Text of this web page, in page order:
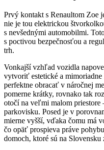
Prvý kontakt s Renaultom Zoe
nie je tou elektrickou
s nevšednými automobilmi.
s poctivou bezpečnosťou a
trh.
Vonkajší vzhľad vozidla
vytvoriť estetické a
perfektne obracať v náročnej
pomerne krátky, rovnako tak
otočí na veľmi malom priestore
parkovisku. Posed je v
mierne vyšší, vďaka čomu má
čo opäť prospieva práve
domoch, ktoré sú na Slovensku